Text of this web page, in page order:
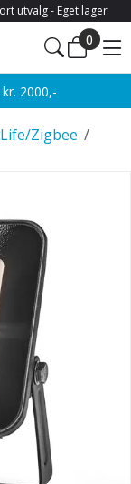
utvalg - Eget lager
0
2000,-
/
Zigbee